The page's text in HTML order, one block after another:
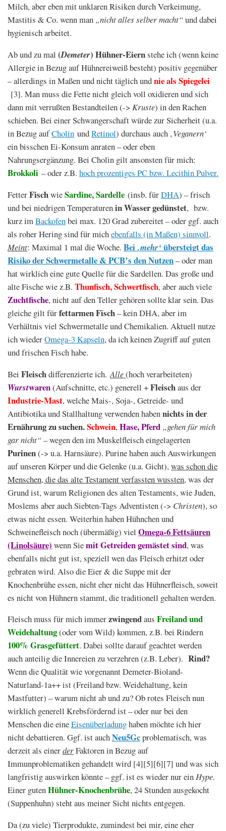
Milch, aber eben mit unklaren Risiken durch Verkeimung,
Mastitis & Co. wenn man „nicht alles selber macht“und dabei
hygienisch arbeitet.
Ab und zu mal (Demeter) Hühner-Eiernstehe ich (wenn keine
Allergie in Bezug auf Hühnereiweiß besteht) positiv gegenüber
– allerdings in Maßen und nicht täglich undnie als Spiegelei
[3]. Man muss die Fette nicht gleich voll oxidieren und sich
dann mit verrußten Bestandteilen (-> Kruste) in den Rachen
schieben. Bei einer Schwangerschaft würde zur Sicherheit (u.a.
in Bezug aufCholin undRetinol) durchaus auch ‚Veganern‘
ein bisschen Ei-Konsum anraten – oder eben
Nahrungsergänzung. Bei Cholin gilt ansonsten für mich:
Brokkoli – oder z.B. hoch prozentiges PC bzw. Lecithin Pulver.
FetterFischwieSardine, Sardelle (insb. fürDHA) – frisch
und bei niedrigen Temperaturenin Wasser gedünstet, bzw.
kurz imBackofenbei max. 120 Grad zubereitet – oder ggf. auch
als roher Hering sind für michebenfalls (in Maßen) sinnvoll.
Meint: Maximal 1 mal die Woche. Bei‚mehr‘übersteigt das
Risiko der Schwermetalle & PCB’s denNutzen– oder man
hat wirklich eine gute Quelle für die Sardellen. Das große und
alte Fische wie z.B. Thunfisch, Schwertfisch, aber auch viele
Zuchtfische, nicht auf den Teller gehören sollte klar sein. Das
gleiche gilt fürfettarmen Fisch– kein DHA, aber im
Verhältnis viel Schwermetalle und Chemikalien. Aktuell nutze
ich wiederOmega-3 Kapseln, da ich keinen Zugriff auf guten
und frischen Fisch habe.
Bei Fleischdifferenzierte ich. Alle(hoch verarbeiteten)
Wurstwaren(Aufschnitte, etc.) generell +Fleischaus der
Industrie-Mast, welche Mais-, Soja-, Getreide- und
Antibiotika und Stallhaltung verwenden haben nichts in der
Ernährung zu suchen.Schwein, Hase, Pferd „gehen für mich
gar nicht“– wegen den im Muskelfleisch eingelagerten
Purinen(-> u.a. Harnsäure). Purine haben auch Auswirkungen
auf unseren Körper und die Gelenke (u.a. Gicht), was schon die
Menschen, die das alte Testament verfassten wussten, was der
Grund ist, warum Religionen des alten Testaments, wie Juden,
Moslems aber auch Siebten-Tags Adventisten (-> Christen), so
etwas nicht essen. Weiterhin haben Hühnchen und
Schweinefleisch noch (übermäßig) viel Omega-6 Fettsäuren
(Linolsäure) wenn Siemit Getreiden gemästet sind, was
ebenfalls nicht gut ist, speziell wen das Fleisch erhitzt oder
gebraten wird. Also die Eier & die Suppe mit der
Knochenbrühe essen, nicht eher nicht das Hühnerfleisch, soweit
es nicht von Hühnern stammt, die traditionell gehalten werden.
Fleisch muss für mich immerzwingendaus Freiland und
Weidehaltung(oder vom Wild) kommen, z.B. bei Rindern
100% Grasgefüttert. Dabei sollte darauf geachtet werden
auch anteilig die Innereien zu verzehren (z.B. Leber). Rind?
Wenn die Qualität wie vorgenannt Demeter-Bioland-
Naturland-1a++ ist (Freiland bzw. Weidehaltung, kein
Mastfutter) – warum nicht ab und zu? Ob rotes Fleisch nun
wirklich generell Krebsfördernd ist – oder nur bei den
Menschen die eineEisenüberladunghaben möchte ich hier
nicht debattieren. Ggf. ist auchNeu5Gcproblematisch, was
derzeit als einerderFaktoren in Bezug auf
Immunproblematiken gehandelt wird [4][5][6][7] und was sich
langfristig auswirken könnte – ggf. ist es wieder nur einHype.
Einer gutenHühner-Knochenbrühe, 24 Stunden ausgekocht
(Suppenhuhn) steht aus meiner Sicht nichts entgegen.
Da (zu viele) Tierprodukte, zumindest bei mir, eine eher